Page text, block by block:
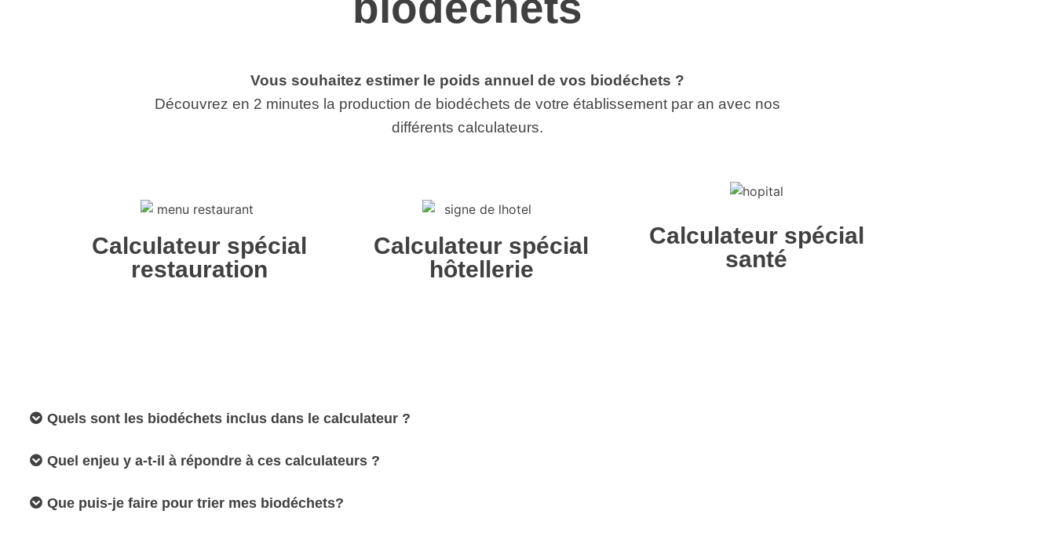
Vous souhaitez estimer le poids annuel de vos biodéchets ?
Découvrez en 2 minutes la production de biodéchets de votre établissement par an avec nos
différents calculateurs.
Calculateur spécial
restauration
Calculateur spécial
hôtellerie
Calculateur spécial
santé
Quels sont les biodéchets inclus dans le calculateur ?
Quel enjeu y a-t-il à répondre à ces calculateurs ?
Que puis-je faire pour trier mes biodéchets?